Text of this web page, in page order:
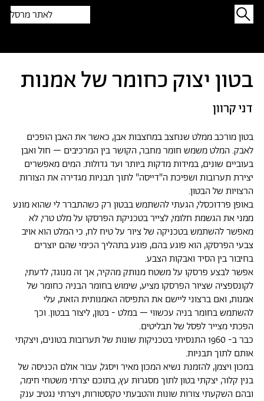
לאתר מרסל
בטון מורכב ממלט שנחצב במחצבות אבן, כאשר את האבן הופכים
לאבק. המלט משמש חומר מחבר, הקושר בין המרכיבים – חול ואבן
בעוביים שונים, במידות מדקות ביותר ועד גדולות. המים מאפשרים
יצירת תערובות ושפיכת ה"דייסה" לתוך תבניות מגדירה את הצורות
הרצויות של הבטון.
באופן פרדוכסלי, הגעתי להשתמש בבטון רק כשהתברר לי שהוא מונע
ממני את הגשמת חלומי, לצייר בטכניקת הפרסקו על מלט טרי, לא
מאפשר להשתמש בטכניקה של ציור על טיח לח, כי המלט הוא אויב
צבעי הפרסקו, הוא פוגע בהם, פוגע בתהליך הכימי שהם יוצרים
בחיבור בין הסיד ואבקות הצבע.
אפשר לבצע פרסקו על משטח מנותק מהקיר, אך זה מנוגד, לדעתי,
לקונספציה שציור הפרסקו מציע, שימוש בחומר הבניה כחומר של
אמנות, ואם ברצוני ליישם את התפיסה האמנותית הזאת, עלי
להשתמש בחומר בניה עכשווי – במלט - בטון, ליצור בבטון. וכך
הפכתי מצייר לפסל של תבליטים.
כבר ב- 1960 התנסיתי בטכניקות שונות של תערובות בטונים, ויצקתי
אותם לתוך תבניות.
במכון ויצמן, להזמנת נשיא המכון מאיר ויסגל, עבור אולם הכניסה של
בנין קלור, יצקתי בטון לתוך מסגרות עץ, בתוכם יצרתי משטחי חימר,
ובהם השקעתי צורות שונות והטבעתי טקסטורות, ויצרתי נגטיב ענק
בטון יצוק כחומר של אמנות
דני קרוון